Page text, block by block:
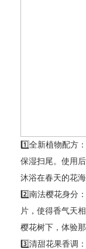
1️⃣全新植物配方
保湿扫尾。使用
沐浴在春天的花
2️⃣南法樱花身分
片，使得香气天
樱花树下，体验
3️⃣清甜花果香调